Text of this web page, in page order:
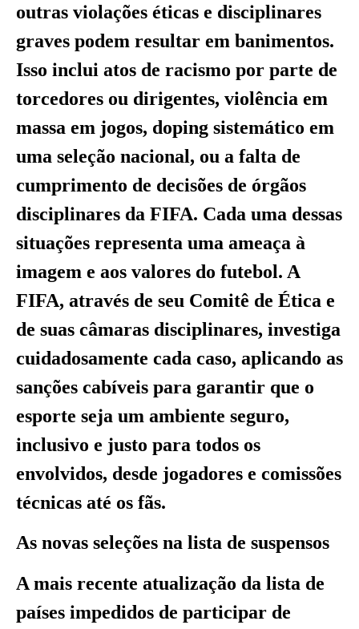
outras violações éticas e disciplinares
graves podem resultar em banimentos.
Isso inclui atos de racismo por parte de
torcedores ou dirigentes, violência em
massa em jogos, doping sistemático em
uma seleção nacional, ou a falta de
cumprimento de decisões de órgãos
disciplinares da FIFA. Cada uma dessas
situações representa uma ameaça à
imagem e aos valores do futebol. A
FIFA, através de seu Comitê de Ética e
de suas câmaras disciplinares, investiga
cuidadosamente cada caso, aplicando as
sanções cabíveis para garantir que o
esporte seja um ambiente seguro,
inclusivo e justo para todos os
envolvidos, desde jogadores e comissões
técnicas até os fãs.
As novas seleções na lista de suspensos
A mais recente atualização da lista de
países impedidos de participar de